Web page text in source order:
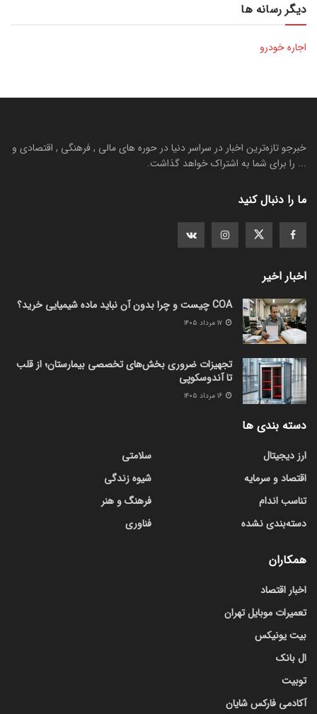
دیگر رسانه ها
اجاره خودرو
خبرجو تازه‌ترین اخبار در سراسر دنیا در حوره های مالی , فرهنگی , اقتصادی و
... را برای شما به اشتراک خواهد گذاشت.
ما را دنبال کنید
اخبار اخیر
COA چیست و چرا بدون آن نباید ماده شیمیایی خرید؟
تجهیزات ضروری بخش‌های تخصصی بیمارستان؛ از قلب
تا آندوسکوپی
دسته بندی ها
ارز دیجیتال
اقتصاد و سرمایه
تناسب اندام
دسته‌بندی نشده
سلامتی
شیوه زندگی
فرهنگ و هنر
فناوری
همکاران
اخبار اقتصاد
تعمیرات موبایل تهران
بیت یونیکس
ال بانک
توبیت
آکادمی فارکس شایان